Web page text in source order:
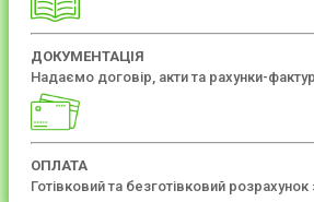
ДОКУМЕНТАЦІЯ
Надаємо договір, акти та рахунки-
ОПЛАТА
Готівковий та безготівковий